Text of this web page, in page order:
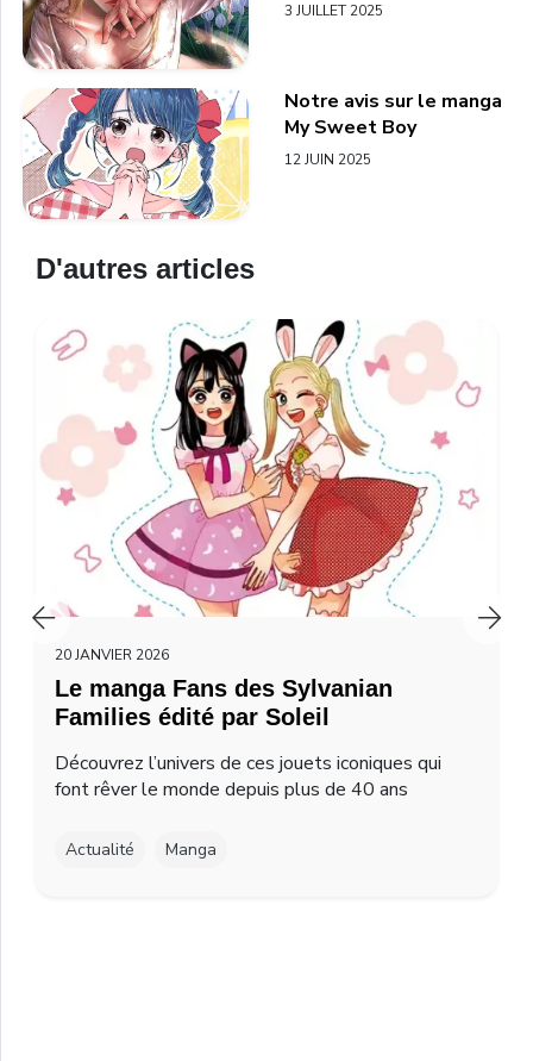
3 JUILLET 2025
Notre avis sur le manga
My Sweet Boy
12 JUIN 2025
D'autres articles
20 JANVIER 2026
Le manga Fans des Sylvanian
Families édité par Soleil
Découvrez l’univers de ces jouets iconiques qui
font rêver le monde depuis plus de 40 ans
Actualité Manga